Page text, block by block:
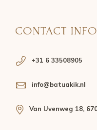
CONTACT INFO
+31 6 33508905
info@batuakik.nl
Van Uvenweg 18,